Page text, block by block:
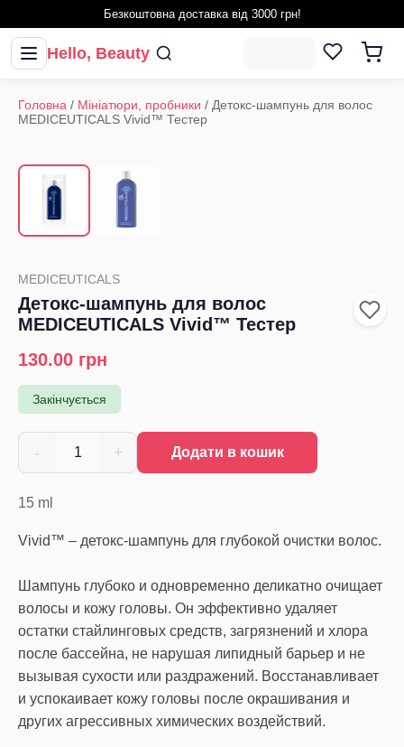
Безкоштовна доставка від 3000 грн!
Hello, Beauty
Головна / Мініатюри, пробники / Детокс-шампунь для волос
MEDICEUTICALS Vivid™ Тестер
/
MEDICEUTICALS
Детокс-шампунь для волос
MEDICEUTICALS Vivid™ Тестер
130.00 грн
Закінчується
- 1 + Додати в кошик
15 ml
Vivid™ – детокс-шампунь для глубокой очистки волос.
Шампунь глубоко и одновременно деликатно очищает
волосы и кожу головы. Он эффективно удаляет
остатки стайлинговых средств, загрязнений и хлора
после бассейна, не нарушая липидный барьер и не
вызывая сухости или раздражений. Восстанавливает
и успокаивает кожу головы после окрашивания и
других агрессивных химических воздействий.